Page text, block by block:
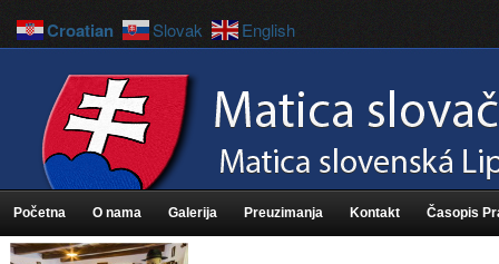
Početna O nama Galerija Preuzimanja Kontakt Časopis
Croatian Slovak English